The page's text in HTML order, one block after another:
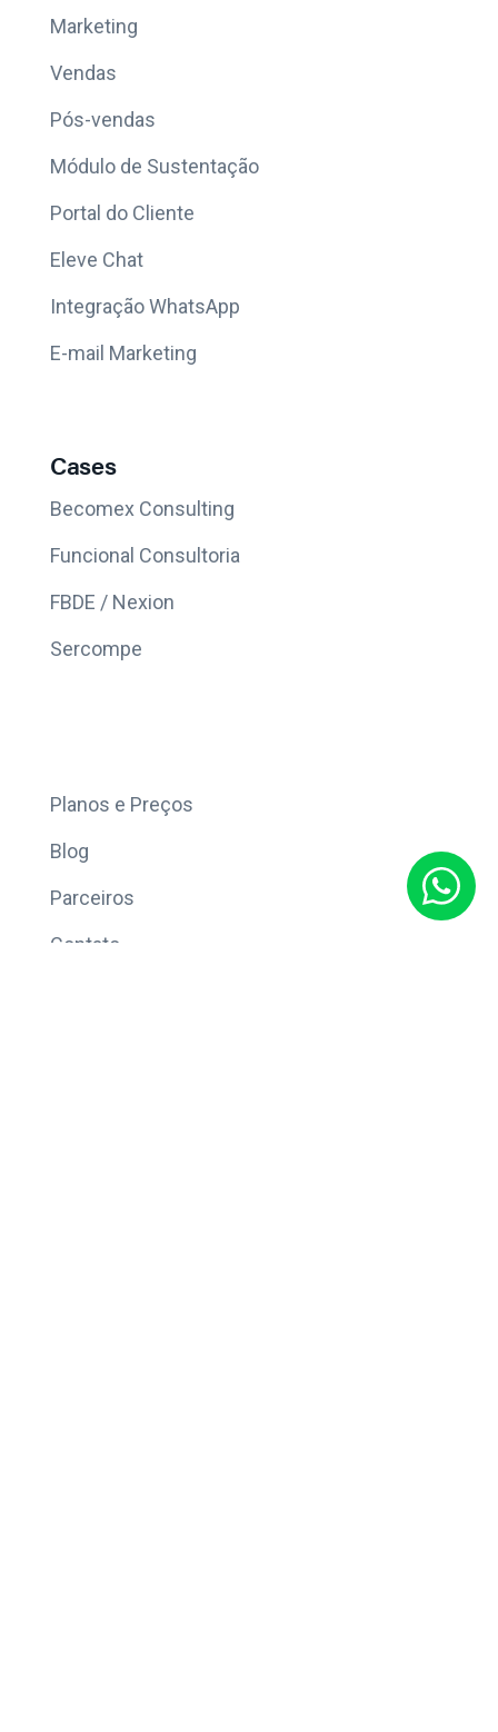
Marketing
Vendas
Pós-vendas
Módulo de Sustentação
Portal do Cliente
Eleve Chat
Integração WhatsApp
E-mail Marketing
Cases
Becomex Consulting
Funcional Consultoria
FBDE / Nexion
Sercompe
Planos e Preços
Blog
Parceiros
Contato